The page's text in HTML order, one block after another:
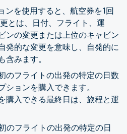
を使用すると、航空券を1回
とは、日付、フライト、運
ンの変更または上位のキャビン
発的な変更を意味し、自発的に
含みます。
のフライトの出発の特定の日数
ョンを購入できます。
入できる最終日は、旅程と運
のフライトの出発の特定の日